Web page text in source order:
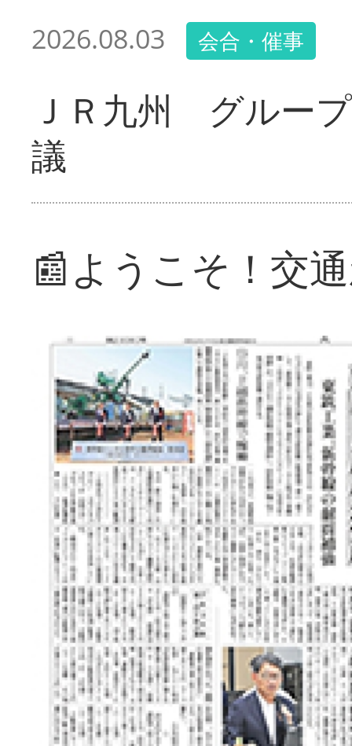
2026.08.03 会合・催事
ＪＲ九州 グルー
議
📰ようこそ！交